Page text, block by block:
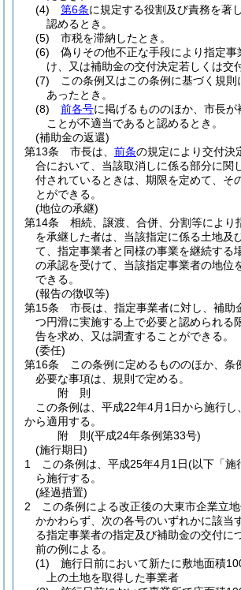
(4)
第6条に規定する役割及び責務を著
認めるとき。
(5)
市税を滞納したとき。
(6)
偽りその他不正な手段により指定事
け、又は補助金の交付決定若しくは交
(7)
この条例又はこの条例に基づく規
あったとき。
(8)
前各号に掲げるもののほか、市長が
ことが不適当であると認めるとき。
(補助金の返還)
第13条
市長は、 前条の規定により交付決
合において、当該取消しに係る部分に関
付されているときは、期限を定めて、そ
とができる。
(地位の承継)
第14条
相続、譲渡、合併、分割等により
を承継した者は、当該指定に係る土地及
て、指定事業者と同様の事業を継続する
の承認を受けて、当該指定事業者の地位
できる。
(報告の徴収等)
第15条
市長は、指定事業者に対し、補助
つ円滑に実施する上で必要と認められる
告を求め、又は調査することができる。
(委任)
第16条
この条例に定めるもののほか、条
必要な事項は、規則で定める。
附 則
この条例は、平成22年4月1日から施行し
から適用する。
附 則(平成24年条例第33号)
(施行期日)
1
この条例は、平成25年4月1日(以下「施
ら施行する。
(経過措置)
2
この条例による改正後の大東市企業立
かかわらず、次の各号のいずれかに該当
る指定事業者の指定及び補助金の交付に
前の例による。
(1)
施行日前において新たに敷地面積
上の土地を取得した事業者